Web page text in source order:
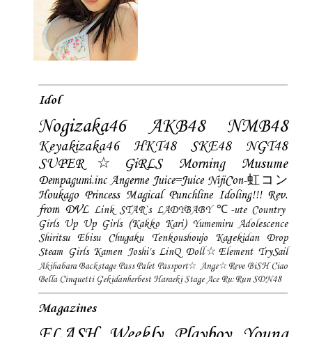
Idol
Nogizaka46 AKB48 NMB48
Keyakizaka46 HKT48 SKE48
NGT48
SUPER☆GiRLS
Morning Musume
Dempagumi.inc Angerme Juice=Juice NijiCon-虹コン
Houkago Princess Magical Punchline Idoling!!! Rev.
from DVL Link STAR`s LADYBABY ℃-ute Country
Girls Up Up Girls (Kakko Kari) Yumemiru Adolescence
Shiritsu Ebisu Chugaku
Tenkoushoujo Kagekidan
Drop
Steam Girls Kamen Joshi's LinQ Doll☆Element TrySail
Akihabara Backstage Pass Palet Passport☆ Ange☆Reve BiSH Ciao
Bella Cinquetti Gekidanherbest Haraeki Stage Ace Ru:Run SDN48
Magazines